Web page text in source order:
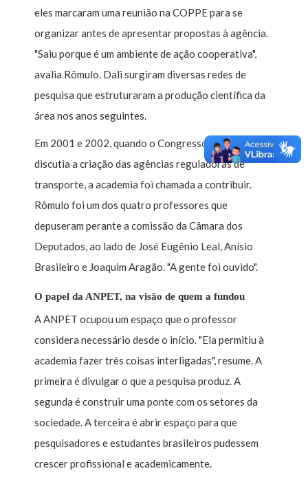
eles marcaram uma reunião na COPPE para se
organizar antes de apresentar propostas à agência.
"Saiu porque é um ambiente de ação cooperativa",
avalia Rômulo. Dali surgiram diversas redes de
pesquisa que estruturaram a produção científica da
área nos anos seguintes.
Em 2001 e 2002, quando o Congresso Nacional
discutia a criação das agências reguladoras de
transporte, a academia foi chamada a contribuir.
Rômulo foi um dos quatro professores que
depuseram perante a comissão da Câmara dos
Deputados, ao lado de José Eugênio Leal, Anísio
Brasileiro e Joaquim Aragão. "A gente foi ouvido".
O papel da ANPET, na visão de quem a fundou
A ANPET ocupou um espaço que o professor
considera necessário desde o início. "Ela permitiu à
academia fazer três coisas interligadas", resume. A
primeira é divulgar o que a pesquisa produz. A
segunda é construir uma ponte com os setores da
sociedade. A terceira é abrir espaço para que
pesquisadores e estudantes brasileiros pudessem
crescer profissional e academicamente.